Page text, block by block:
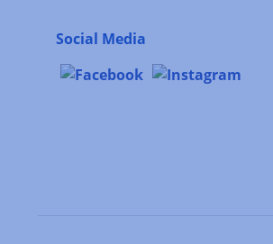
Social Media